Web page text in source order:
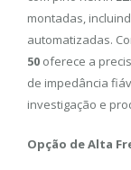
montadas,
automatizadas.
50 oferece a
de impedância
investigação e
Opção de Alta